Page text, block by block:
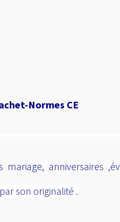
Normes CE
anniversaires
son originalité .